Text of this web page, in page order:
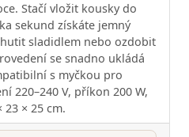
Stačí vložit kousky do
sekund získáte jemný
sladidlem nebo ozdobit
se snadno ukládá
s myčkou pro
220–240 V, příkon 200 W,
23 × 25 cm.